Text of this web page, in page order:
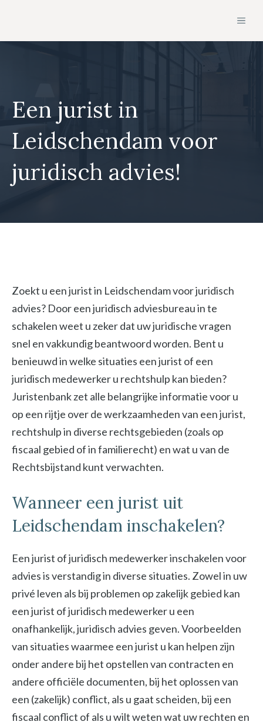
de
Een jurist in
Leidschendam voor
juridisch advies!
Zoekt u een jurist in Leidschendam voor juridisch
advies? Door een juridisch adviesbureau in te
schakelen weet u zeker dat uw juridische vragen
snel en vakkundig beantwoord worden. Bent u
benieuwd in welke situaties een jurist of een
juridisch medewerker u rechtshulp kan bieden?
Juristenbank zet alle belangrijke informatie voor u
op een rijtje over de werkzaamheden van een jurist,
rechtshulp in diverse rechtsgebieden (zoals op
fiscaal gebied of in familierecht) en wat u van de
Rechtsbijstand kunt verwachten.
Wanneer een jurist uit
Leidschendam inschakelen?
Een jurist of juridisch medewerker inschakelen voor
advies is verstandig in diverse situaties. Zowel in uw
privé leven als bij problemen op zakelijk gebied kan
een jurist of juridisch medewerker u een
onafhankelijk, juridisch advies geven. Voorbeelden
van situaties waarmee een jurist u kan helpen zijn
onder andere bij het opstellen van contracten en
andere officiële documenten, bij het oplossen van
een (zakelijk) conflict, als u gaat scheiden, bij een
fiscaal conflict of als u wilt weten wat uw rechten en